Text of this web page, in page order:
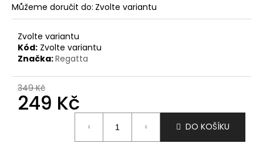
Můžeme doručit do: Zvolte variantu
Zvolte variantu
Kód: Zvolte variantu
Značka:Regatta
349 Kč
249 Kč
DO KOŠÍKU
D
o
p
o
u
č
u